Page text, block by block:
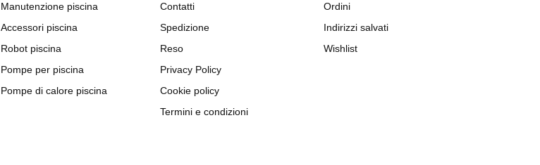
Manutenzione piscina
Accessori piscina
Robot piscina
Pompe per piscina
Pompe di calore piscina
Contatti
Spedizione
Reso
Privacy Policy
Cookie policy
Termini e condizioni
Ordini
Indirizzi salvati
Wishlist